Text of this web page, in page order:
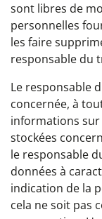
sont libres de
personnelles
les faire
responsable du
Le responsable
concernée, à
informations sur
stockées
le responsable
données à
indication de la
cela ne soit pas